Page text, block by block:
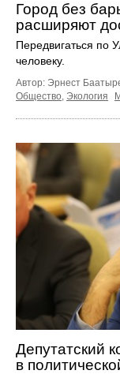
Город без
расширяют
Передвигаться по
человеку.
Автор: Эрнест
Общество, Экология
Депутатский
в